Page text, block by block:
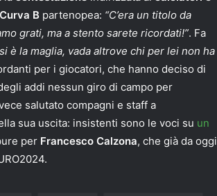
Curva B partenopea: “C’era un titolo da
grati, ma a stento sarete ricordati!”. Fa
è la maglia, vada altrove chi per lei non ha
per i giocatori, che hanno deciso di
addi nessun giro di campo per
salutato compagni e staff a
sua uscita: insistenti sono le voci su un
per Francesco Calzona, che già da oggi